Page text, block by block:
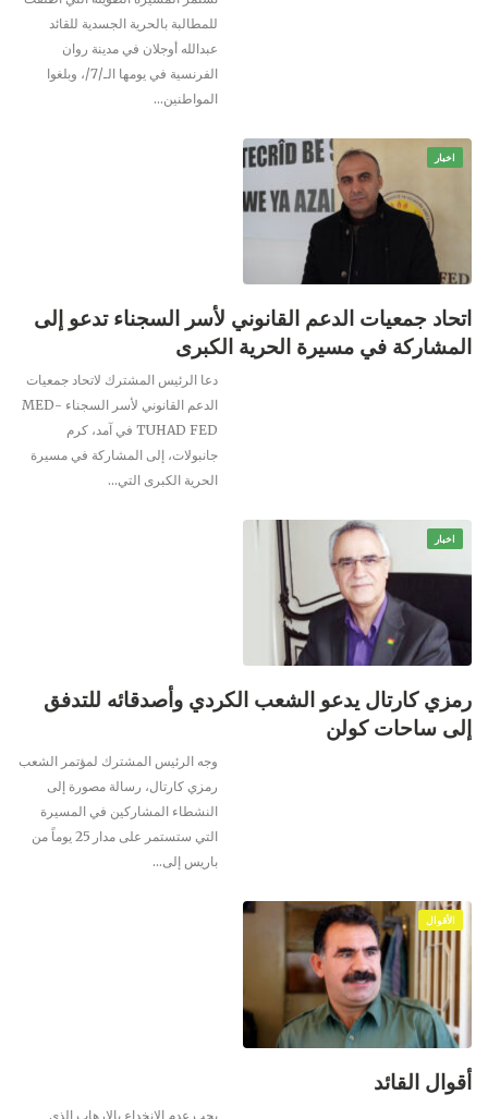
للمطالبة بالحرية الجسدية للقائد
عبدالله أوجلان في مدينة روان
الفرنسية في يومها الـ/7/، وبلغوا
المواطنين…
اخبار
اتحاد جمعيات الدعم القانوني لأسر السجناء تدعو إلى
المشاركة في مسيرة الحرية الكبرى
دعا الرئيس المشترك لاتحاد جمعيات
الدعم القانوني لأسر السجناء MED-
TUHAD FED في آمد، كرم
جانبولات، إلى المشاركة في مسيرة
الحرية الكبرى التي…
اخبار
رمزي كارتال يدعو الشعب الكردي وأصدقائه للتدفق
إلى ساحات كولن
وجه الرئيس المشترك لمؤتمر الشعب
رمزي كارتال، رسالة مصورة إلى
النشطاء المشاركين في المسيرة
التي ستستمر على مدار 25 يوماً من
باريس إلى…
الأقوال
أقوال القائد
يجب عدم الانخداع بالإرهاب الذي